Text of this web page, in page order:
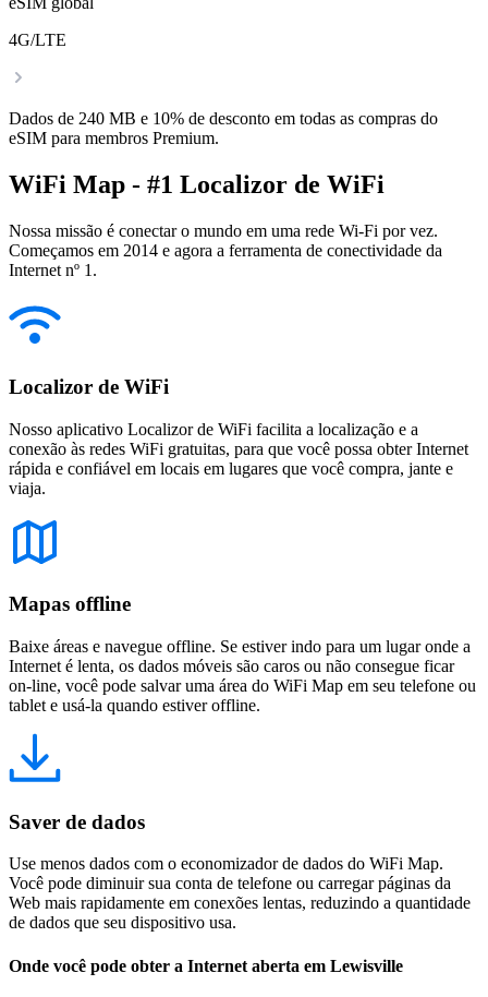
4G/LTE
Dados de 240 MB e 10% de desconto em todas as compras do
eSIM para membros Premium.
WiFi Map - #1 Localizor de WiFi
Nossa missão é conectar o mundo em uma rede Wi-Fi por vez.
Começamos em 2014 e agora a ferramenta de conectividade da
Internet nº 1.
Localizor de WiFi
Nosso aplicativo Localizor de WiFi facilita a localização e a
conexão às redes WiFi gratuitas, para que você possa obter Internet
rápida e confiável em locais em lugares que você compra, jante e
viaja.
Mapas offline
Baixe áreas e navegue offline. Se estiver indo para um lugar onde a
Internet é lenta, os dados móveis são caros ou não consegue ficar
on-line, você pode salvar uma área do WiFi Map em seu telefone ou
tablet e usá-la quando estiver offline.
Saver de dados
Use menos dados com o economizador de dados do WiFi Map.
Você pode diminuir sua conta de telefone ou carregar páginas da
Web mais rapidamente em conexões lentas, reduzindo a quantidade
de dados que seu dispositivo usa.
Onde você pode obter a Internet aberta em Lewisville